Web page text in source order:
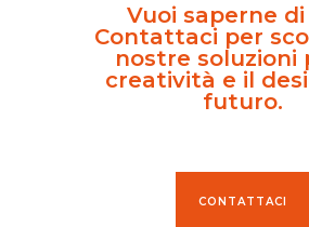
Vuoi saperne di
Contattaci per
nostre soluzioni
creatività e il
futuro.
CONTATTACI